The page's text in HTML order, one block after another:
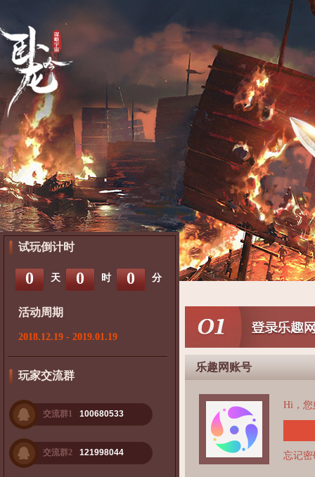
试玩倒计时
0 天 0 时 0 分
活动周期
2018.12.19 - 2019.01.19
玩家交流群
交流群1 100680533
交流群2 121998044
乐趣网账号
Hi，您
忘记密